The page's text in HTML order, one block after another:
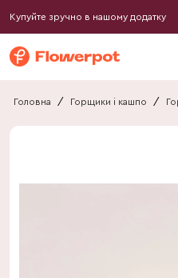
Купуйте зручно в нашому додатку
Головна / Горщики і кашпо /